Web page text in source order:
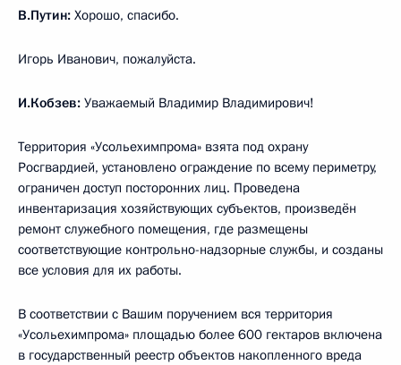
В.Путин: Хорошо, спасибо.
Игорь Иванович, пожалуйста.
И.Кобзев: Уважаемый Владимир Владимирович!
Территория «Усольехимпрома» взята под охрану
Росгвардией, установлено ограждение по всему периметру,
ограничен доступ посторонних лиц. Проведена
инвентаризация хозяйствующих субъектов, произведён
ремонт служебного помещения, где размещены
соответствующие контрольно-надзорные службы, и созданы
все условия для их работы.
В соответствии с Вашим поручением вся территория
«Усольехимпрома» площадью более 600 гектаров включена
в государственный реестр объектов накопленного вреда